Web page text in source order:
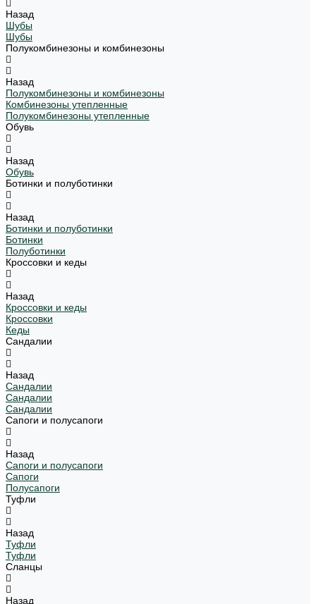
Назад
Шубы
Шубы
Полукомбинезоны и комбинезоны
Назад
Полукомбинезоны и комбинезоны
Комбинезоны утепленные
Полукомбинезоны утепленные
Обувь
Назад
Обувь
Ботинки и полуботинки
Назад
Ботинки и полуботинки
Ботинки
Полуботинки
Кроссовки и кеды
Назад
Кроссовки и кеды
Кроссовки
Кеды
Сандалии
Назад
Сандалии
Сандалии
Сандалии
Сапоги и полусапоги
Назад
Сапоги и полусапоги
Сапоги
Полусапоги
Туфли
Назад
Туфли
Туфли
Сланцы
Назад